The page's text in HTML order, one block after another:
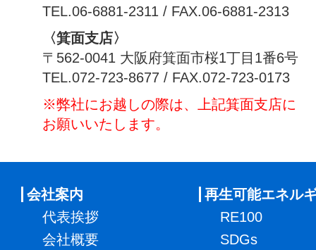
TEL.06-6881-2311 / FAX.06-6881-2313
〈箕面支店〉
〒562-0041 大阪府箕面市桜1丁目1番6号
TEL.072-723-8677 / FAX.072-723-0173
※弊社にお越しの際は、上記箕面支店に
お願いいたします。
会社案内
代表挨拶
会社概要
再生可能エネル
RE100
SDGs